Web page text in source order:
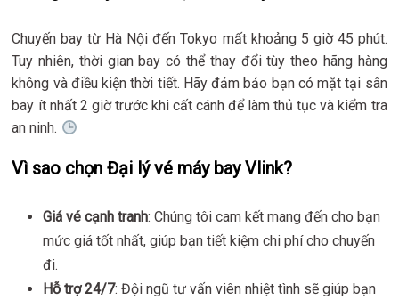
Chuyến bay từ Hà Nội đến Tokyo mất khoảng 5 giờ 45 phút.
Tuy nhiên, thời gian bay có thể thay đổi tùy theo hãng hàng
không và điều kiện thời tiết. Hãy đảm bảo bạn có mặt tại sân
bay ít nhất 2 giờ trước khi cất cánh để làm thủ tục và kiểm tra
an ninh.
Vì sao chọn Đại lý vé máy bay Vlink?
Giá vé cạnh tranh: Chúng tôi cam kết mang đến cho bạn
mức giá tốt nhất, giúp bạn tiết kiệm chi phí cho chuyến
đi.
Hỗ trợ 24/7: Đội ngũ tư vấn viên nhiệt tình sẽ giúp bạn